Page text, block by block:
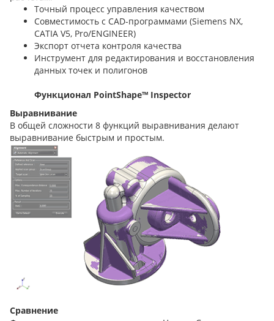
Точный процесс управления качеством
Совместимость с CAD-программами (Siemens NX,
CATIA V5, Pro/ENGINEER)
Экспорт отчета контроля качества
Инструмент для редактирования и восстановления
данных точек и полигонов
Функционал PointShape™ Inspector
Выравнивание
В общей сложности 8 функций выравнивания делают
выравнивание быстрым и простым.
Сравнение